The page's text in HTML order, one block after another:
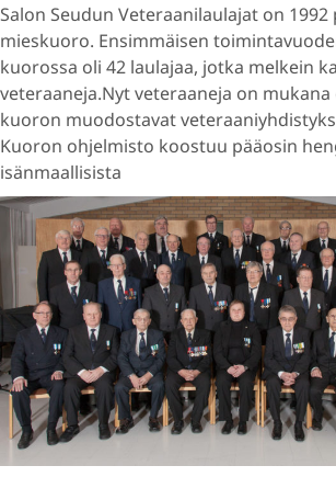
Salon Seudun Veteraanilaulajat on
mieskuoro. Ensimmäisen
kuorossa oli 42 laulajaa, jotka melkein
veteraaneja.Nyt veteraaneja on
kuoron muodostavat
Kuoron ohjelmisto koostuu pääosin
isänmaallisista